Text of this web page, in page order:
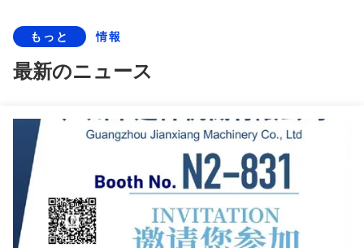
もっと 情報
最新のニュース